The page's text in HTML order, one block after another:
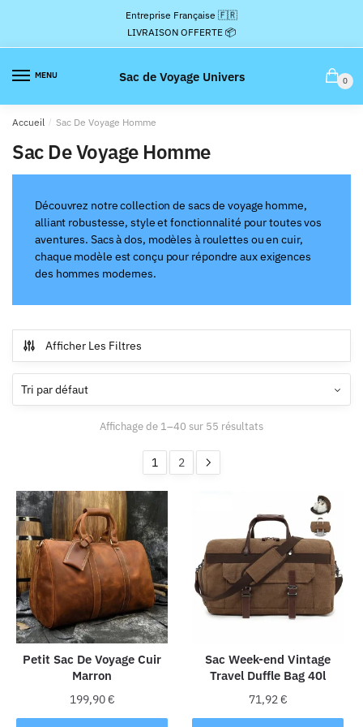
la
navigation
contenu
Entreprise Française 🇫🇷
LIVRAISON OFFERTE 📦
MENU Sac de Voyage Univers 0
Accueil / Sac De Voyage Homme
Sac De Voyage Homme
Découvrez notre collection de sacs de voyage homme,
alliant robustesse, style et fonctionnalité pour toutes vos
aventures. Sacs à dos, modèles à roulettes ou en cuir,
chaque modèle est conçu pour répondre aux exigences
des hommes modernes.
Afficher Les Filtres
Affichage de 1–40 sur 55 résultats
1 2
Petit Sac De Voyage Cuir
Marron
199,90€
Sac Week-end Vintage
Travel Duffle Bag 40l
71,92 €